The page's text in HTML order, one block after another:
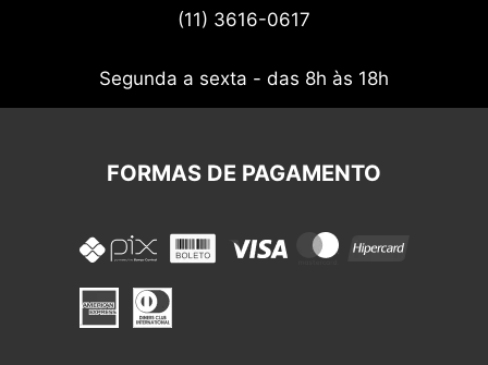
(11) 3616-0617
Segunda a sexta - das 8h às 18h
FORMAS DE PAGAMENTO